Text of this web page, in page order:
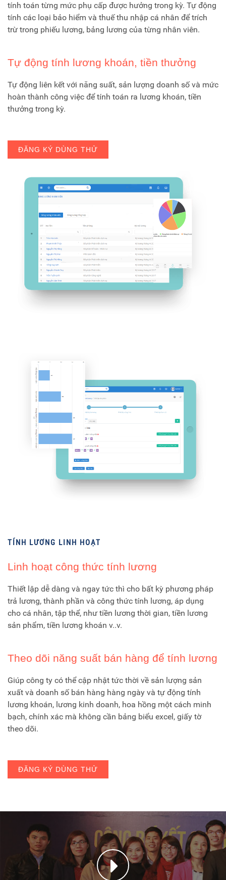
tính toán từng mức phụ cấp được hưởng trong kỳ. Tự động
tính các loại bảo hiểm và thuế thu nhập cá nhân để trích
trừ trong phiếu lương, bảng lương của từng nhân viên.
Tự động tính lương khoán, tiền thưởng
Tự động liên kết với năng suất, sản lượng doanh số và mức
hoàn thành công việc để tính toán ra lương khoán, tiền
thưởng trong kỳ.
ĐĂNG KÝ DÙNG THỬ
TÍNH LƯƠNG LINH HOẠT
Linh hoạt công thức tính lương
Thiết lập dễ dàng và ngay tức thì cho bất kỳ phương pháp
trả lương, thành phần và công thức tính lương, áp dụng
cho cá nhân, tập thể, như tiền lương thời gian, tiền lương
sản phẩm, tiền lương khoán v..v.
Theo dõi năng suất bán hàng để tính lương
Giúp công ty có thể cập nhật tức thời về sản lượng sản
xuất và doanh số bán hàng hàng ngày và tự động tính
lương khoán, lương kinh doanh, hoa hồng một cách minh
bạch, chính xác mà không cần bảng biểu excel, giấy tờ
theo dõi.
ĐĂNG KÝ DÙNG THỬ